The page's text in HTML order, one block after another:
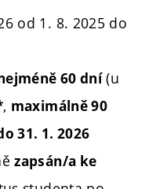
od 1. 8. 2025 do
60 dní (u
, maximálně 90
31. 1. 2026
zapsán/a ke